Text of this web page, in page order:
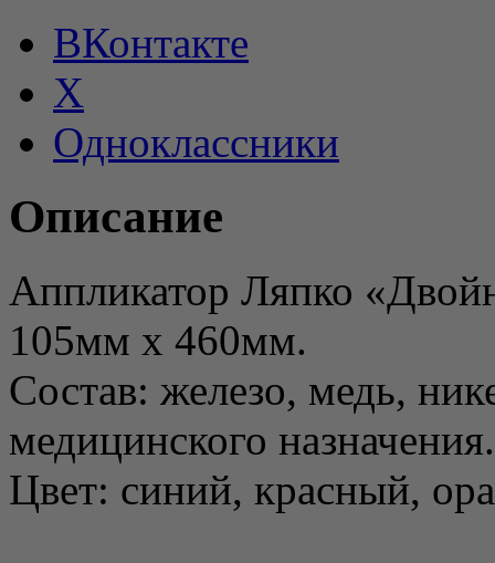
ВКонтакте
X
Одноклассники
Описание
Аппликатор Ляпко
105мм х 460мм.
Состав: железо, медь,
медицинского назначения.
Цвет: синий, красный,